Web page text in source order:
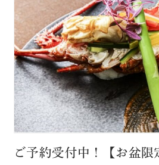
ご予約受付中！【お盆限